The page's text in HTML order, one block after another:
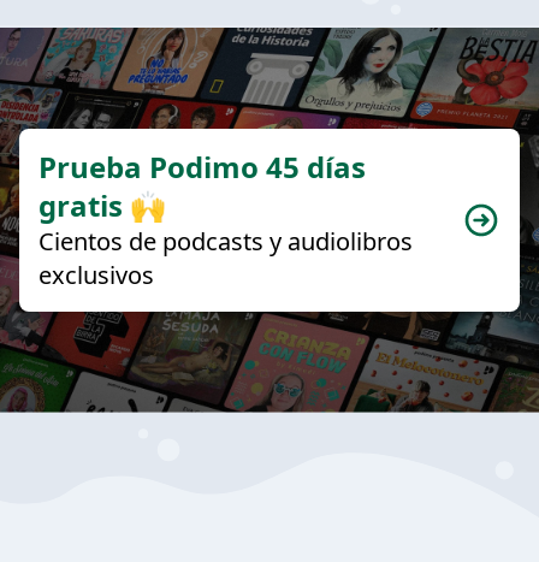
Prueba Podimo 45 días
gratis 🙌
Cientos de podcasts y audiolibros
exclusivos